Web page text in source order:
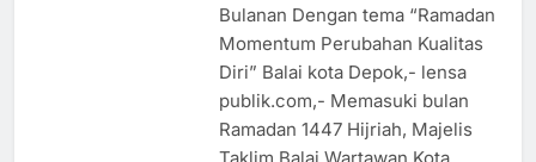
Bulanan Dengan tema “Ramadan
Momentum Perubahan Kualitas
Diri” Balai kota Depok,- lensa
publik.com,- Memasuki bulan
Ramadan 1447 Hijriah, Majelis